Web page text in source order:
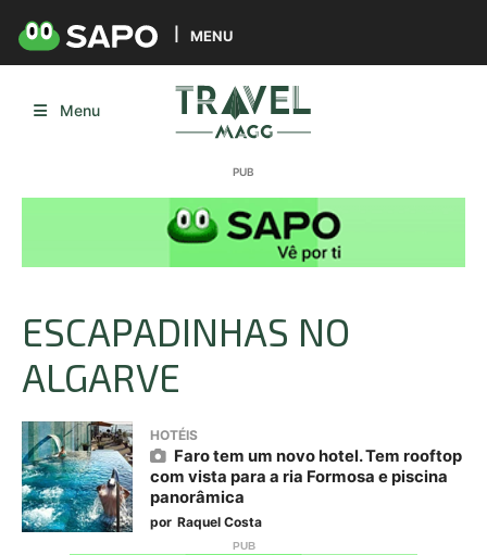
MENU
Menu
ESCAPADINHAS NO
ALGARVE
HOTÉIS
Faro tem um novo hotel. Tem rooftop
com vista para a ria Formosa e piscina
panorâmica
por Raquel Costa